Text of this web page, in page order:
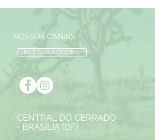
NOSSOS CANAIS
FALE COM A CENTRAL
CENTRAL DO CERRADO
• BRASÍLIA (DF)